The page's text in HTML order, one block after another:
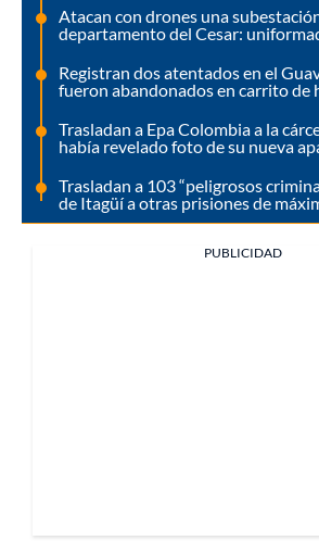
Atacan con drones una
departamento del Cesar:
Registran dos atentados en el
fueron abandonados en carrito de
Trasladan a Epa Colombia a la
había revelado foto de su nueva
Trasladan a 103 “peligrosos
de Itagüí a otras prisiones de
PUBLICIDAD